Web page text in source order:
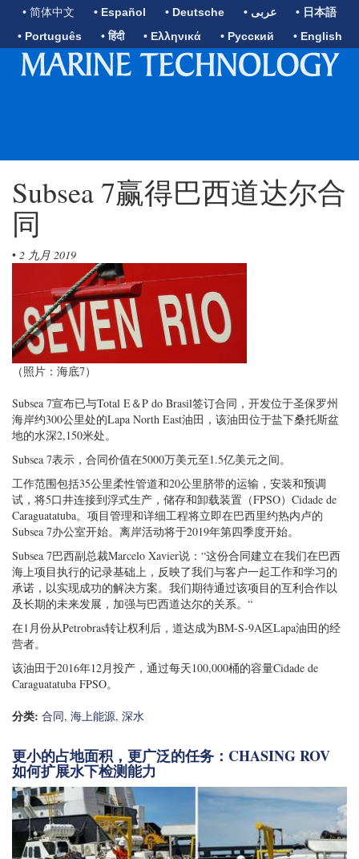
• 简体中文 • Español • Deutsche • عربى
• 日本語
• Português
• हिंदी • Ελληνικά • Русский • English
Subsea 7赢得巴西道达尔合
同
• 2 九月 2019
（照片：海底7）
Subsea 7宣布已与Total E＆P do Brasil签订合同，开发位于圣保罗州
海岸约300公里处的Lapa North East油田，该油田位于盐下桑托斯盆
地的水深2,150米处。
Subsea 7表示，合同价值在5000万美元至1.5亿美元之间。
工作范围包括35公里柔性管道和20公里脐带的运输，安装和预调
试，将5口井连接到浮式生产，储存和卸载装置（FPSO）Cidade de
Caraguatatuba。项目管理和详细工程将立即在巴西里约热内卢的
Subsea 7办公室开始。离岸活动将于2019年第四季度开始。
Subsea 7巴西副总裁Marcelo Xavier说：“这份合同建立在我们在巴西
海上项目执行的记录基础上，反映了我们与客户一起工作和学习的
承诺，以实现成功的解决方案。我们期待通过该项目的互利合作以
及长期的未来发展，加强与巴西道达尔的关系。“
在1月份从Petrobras转让权利后，道达成为BM-S-9A区Lapa油田的经
营者。
该油田于2016年12月投产，通过每天100,000桶的容量Cidade de
Caraguatatuba FPSO。
分类: 合同, 海上能源, 深水
更小的占地面积，更广泛的任务：CHASING ROV
如何扩展水下检测能力